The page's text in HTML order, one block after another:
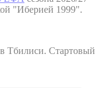
"Иберией 1999".
в Тбилиси. Стартовый